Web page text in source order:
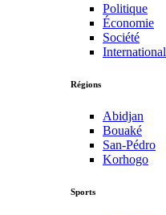
Politique
Économie
Société
International
Régions
Abidjan
Bouaké
San-Pédro
Korhogo
Sports